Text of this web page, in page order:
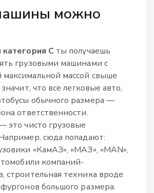
можно
категория C ты получаешь
грузовыми машинами с
массой свыше
что все легковые авто,
обычного размера —
ответственности.
это чисто грузовые
сюда попадают:
«КамАЗ», «МАЗ», «MAN»,
компаний-
строительная техника вроде
большого размера.